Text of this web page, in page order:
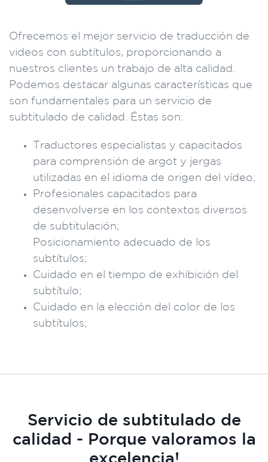
Ofrecemos el mejor servicio de traducción de
videos con subtítulos, proporcionando a
nuestros clientes un trabajo de alta calidad.
Podemos destacar algunas características que
son fundamentales para un servicio de
subtitulado de calidad. Éstas son:
Traductores especialistas y capacitados
para comprensión de argot y jergas
utilizadas en el idioma de origen del vídeo;
Profesionales capacitados para
desenvolverse en los contextos diversos
de subtitulación;
Posicionamiento adecuado de los
subtítulos;
Cuidado en el tiempo de exhibición del
subtítulo;
Cuidado en la elección del color de los
subtítulos;
Servicio de subtitulado de
calidad - Porque valoramos la
excelencia!